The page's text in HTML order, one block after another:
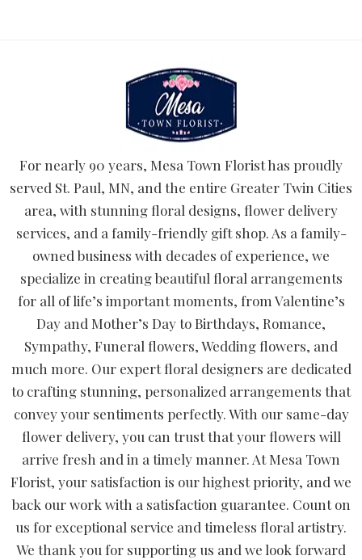
For nearly 90 years, Mesa Town Florist has proudly
served St. Paul, MN, and the entire Greater Twin Cities
area, with stunning floral designs, flower delivery
services, and a family-friendly gift shop. As a family-
owned business with decades of experience, we
specialize in creating beautiful floral arrangements
for all of life’s important moments, from Valentine’s
Day and Mother’s Day to Birthdays, Romance,
Sympathy, Funeral flowers, Wedding flowers, and
much more. Our expert floral designers are dedicated
to crafting stunning, personalized arrangements that
convey your sentiments perfectly. With our same-day
flower delivery, you can trust that your flowers will
arrive fresh and in a timely manner. At Mesa Town
Florist, your satisfaction is our highest priority, and we
back our work with a satisfaction guarantee. Count on
us for exceptional service and timeless floral artistry.
We thank you for supporting us and we look forward